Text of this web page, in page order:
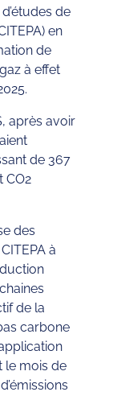
de
en
de
à effet
après avoir
de 367
CO2
des
à
de la
carbone
le mois de